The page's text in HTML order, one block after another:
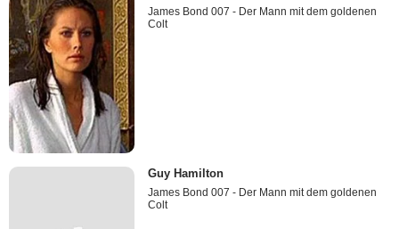
James Bond 007 - Der Mann mit dem goldenen
Colt
Guy Hamilton
James Bond 007 - Der Mann mit dem goldenen
Colt